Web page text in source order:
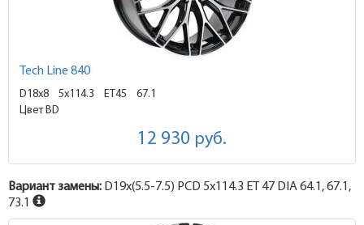
Tech Line 840
D18x8 5x114.3 ET45
67.1
Цвет BD
12 930 руб.
Вариант замены: D19x(5.5-7.5) PCD 5x114.3 ET 47 DIA 64.1, 67.1,
73.1